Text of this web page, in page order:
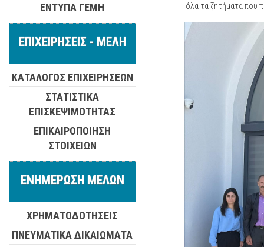
όλα τα ζητήματα που
ΕΝΤΥΠΑ ΓΕΜΗ
ΕΠΙΧΕΙΡΗΣΕΙΣ - ΜΕΛΗ
ΚΑΤΑΛΟΓΟΣ ΕΠΙΧΕΙΡΗΣΕΩΝ
ΣΤΑΤΙΣΤΙΚΑ
ΕΠΙΣΚΕΨΙΜΟΤΗΤΑΣ
ΕΠΙΚΑΙΡΟΠΟΙΗΣΗ
ΣΤΟΙΧΕΙΩΝ
ΕΝΗΜΕΡΩΣΗ ΜΕΛΩΝ
ΧΡΗΜΑΤΟΔΟΤΗΣΕΙΣ
ΠΝΕΥΜΑΤΙΚΑ ΔΙΚΑΙΩΜΑΤΑ